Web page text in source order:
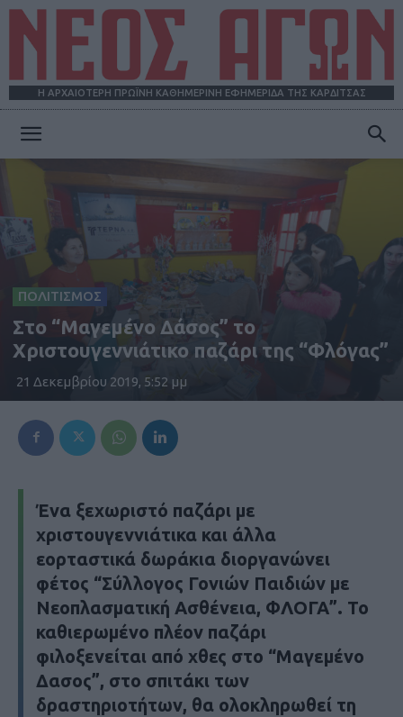
Η ΑΡΧΑΙΟΤΕΡΗ ΠΡΩΪΝΗ ΚΑΘΗΜΕΡΙΝΗ ΕΦΗΜΕΡΙΔΑ ΤΗΣ ΚΑΡΔΙΤΣΑΣ
ΑΓΩΝ
ΠΟΛΙΤΙΣΜΟΣ
Στο “Μαγεμένο Δάσος” το
Χριστουγεννιάτικο παζάρι της “Φλόγας”
21 Δεκεμβρίου 2019, 5:52 μμ
Ένα ξεχωριστό παζάρι με
χριστουγεννιάτικα και άλλα
εορταστικά δωράκια διοργανώνει
φέτος “Σύλλογος Γονιών Παιδιών με
Νεοπλασματική Ασθένεια, ΦΛΟΓΑ”. Το
καθιερωμένο πλέον παζάρι
φιλοξενείται από χθες στο “Μαγεμένο
Δασος”, στο σπιτάκι των
δραστηριοτήτων, θα ολοκληρωθεί τη